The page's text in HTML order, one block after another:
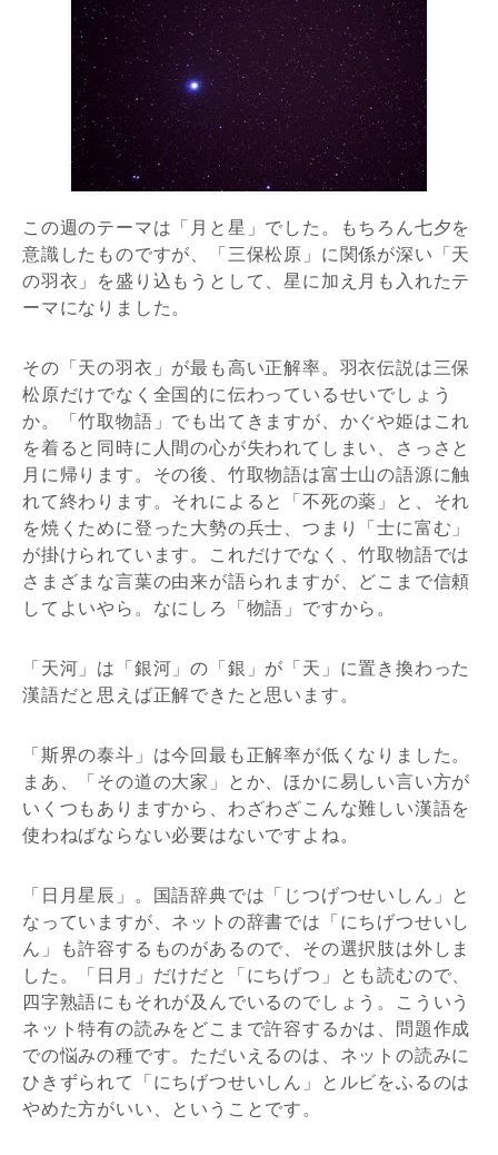
この週のテーマは「月と星」でした。もちろん七夕を
意識したものですが、「三保松原」に関係が深い「天
の羽衣」を盛り込もうとして、星に加え月も入れたテ
ーマになりました。
その「天の羽衣」が最も高い正解率。羽衣伝説は三保
松原だけでなく全国的に伝わっているせいでしょう
か。「竹取物語」でも出てきますが、かぐや姫はこれ
を着ると同時に人間の心が失われてしまい、さっさと
月に帰ります。その後、竹取物語は富士山の語源に触
れて終わります。それによると「不死の薬」と、それ
を焼くために登った大勢の兵士、つまり「士に富む」
が掛けられています。これだけでなく、竹取物語では
さまざまな言葉の由来が語られますが、どこまで信頼
してよいやら。なにしろ「物語」ですから。
「天河」は「銀河」の「銀」が「天」に置き換わった
漢語だと思えば正解できたと思います。
「斯界の泰斗」は今回最も正解率が低くなりました。
まあ、「その道の大家」とか、ほかに易しい言い方が
いくつもありますから、わざわざこんな難しい漢語を
使わねばならない必要はないですよね。
「日月星辰」。国語辞典では「じつげつせいしん」と
なっていますが、ネットの辞書では「にちげつせいし
ん」も許容するものがあるので、その選択肢は外しま
した。「日月」だけだと「にちげつ」とも読むので、
四字熟語にもそれが及んでいるのでしょう。こういう
ネット特有の読みをどこまで許容するかは、問題作成
での悩みの種です。ただいえるのは、ネットの読みに
ひきずられて「にちげつせいしん」とルビをふるのは
やめた方がいい、ということです。